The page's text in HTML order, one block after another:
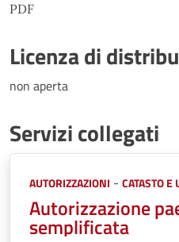
PDF
Licenza di
non aperta
Servizi collegati
Categorie:
AUTORIZZAZIONI - CATASTO
Autorizzazione
semplificata